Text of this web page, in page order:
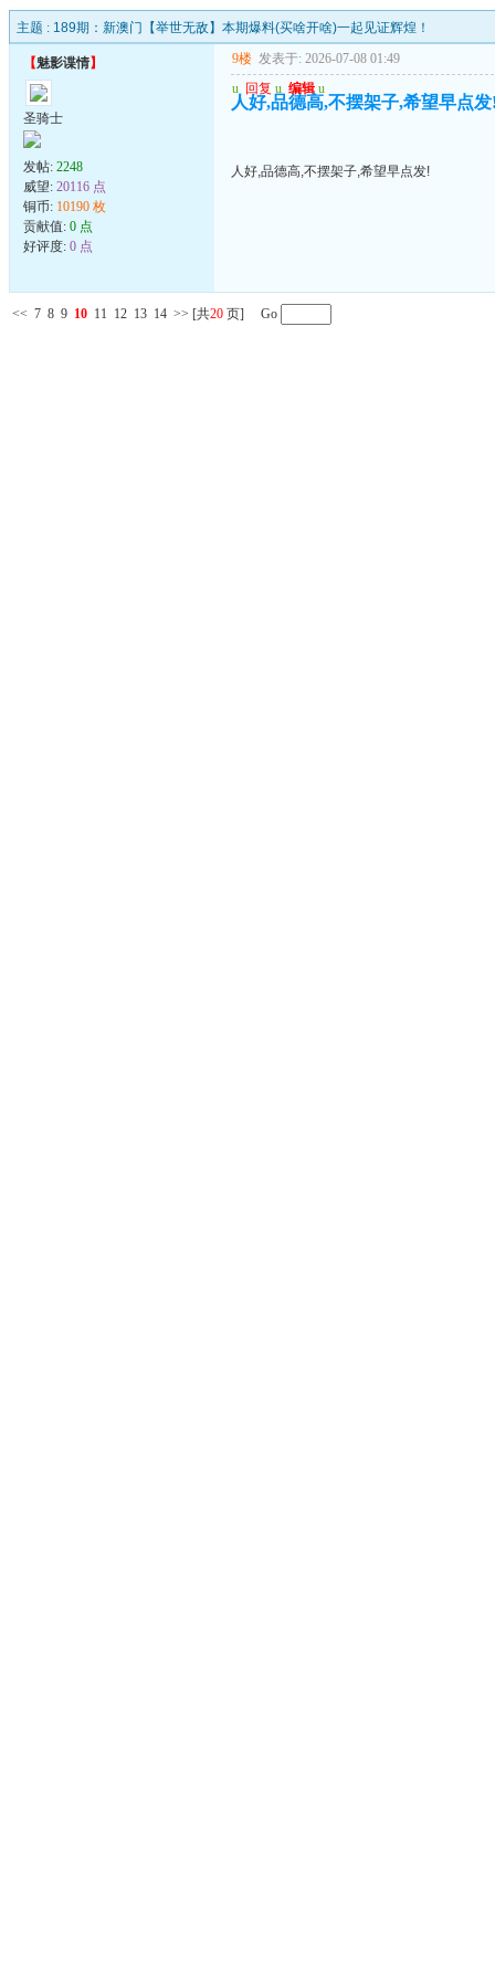
主题 : 189期：新澳门【举世无敌】本期爆料(买啥开啥)一起见证辉煌！
【魅影谍情】
圣骑士
发帖: 2248
威望: 20116 点
铜币: 10190 枚
贡献值: 0 点
好评度: 0 点
9楼 发表于: 2026-07-08 01:49
u 回复 u 编辑 u
人好,品德高,不摆架子,希望早点
人好,品德高,不摆架子,希望早点发!
<< 7 8 9 10 11 12 13 14 >> [共20 页] Go